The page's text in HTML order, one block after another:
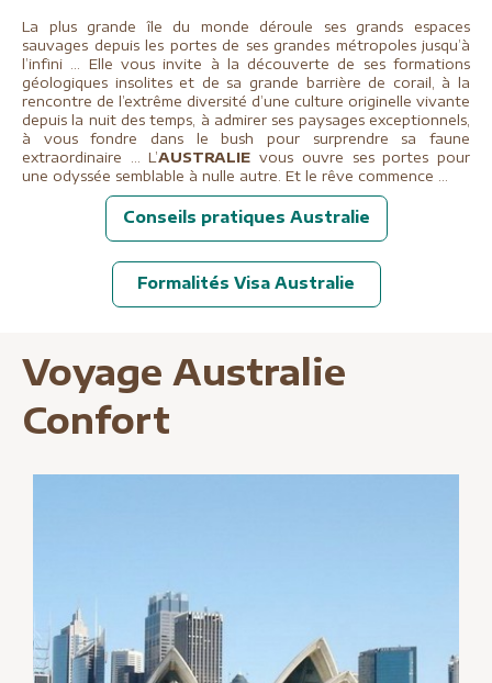
La plus grande île du monde déroule ses grands espaces
sauvages depuis les portes de ses grandes métropoles jusqu’à
l’infini … Elle vous invite à la découverte de ses formations
géologiques insolites et de sa grande barrière de corail, à la
rencontre de l’extrême diversité d’une culture originelle vivante
depuis la nuit des temps, à admirer ses paysages exceptionnels,
à vous fondre dans le bush pour surprendre sa faune
extraordinaire … L’AUSTRALIE vous ouvre ses portes pour
une odyssée semblable à nulle autre. Et le rêve commence …
Conseils pratiques Australie
Formalités Visa Australie
Voyage Australie
Confort